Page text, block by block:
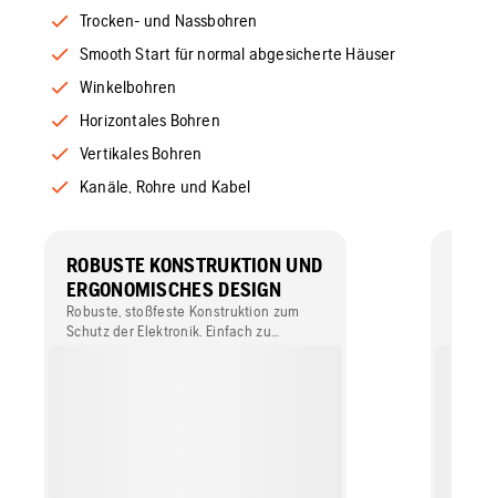
Trocken- und Nassbohren
Smooth Start für normal abgesicherte Häuser
Winkelbohren
Horizontales Bohren
Vertikales Bohren
Kanäle, Rohre und Kabel
ROBUSTE KONSTRUKTION UND
ERGONOMISCHES DESIGN
Robuste, stoßfeste Konstruktion zum
Schutz der Elektronik. Einfach zu